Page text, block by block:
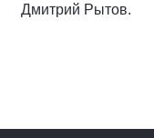
Дмитрий Рытов.